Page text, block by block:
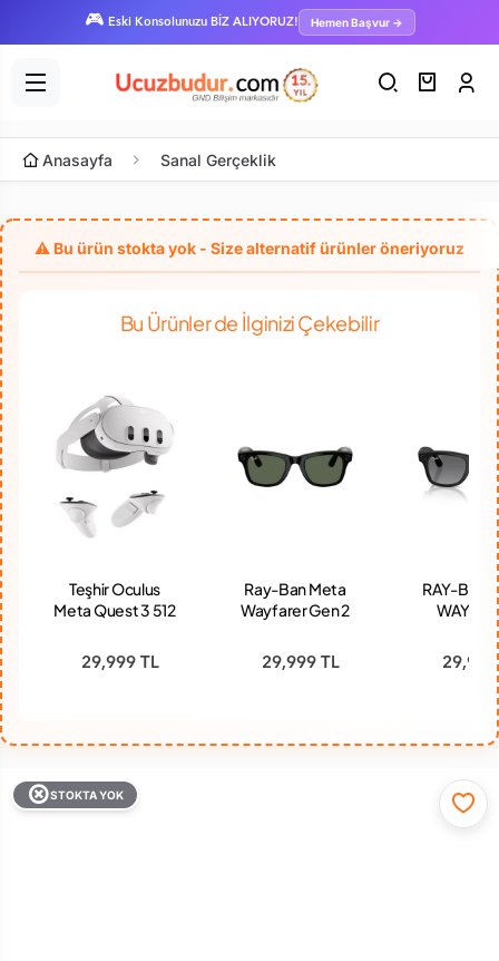
🎮 Eski Konsolunuzu BİZ ALIYORUZ! Hemen Başvur →
Anasayfa Sanal Gerçeklik
Bu Ürünler de İlginizi Çekebilir
Teşhir Oculus
Meta Quest 3 512
Sanal Gerçeklik
Gözlüğü
29,999 TL
Ray-Ban Meta
Wayfarer Gen 2
Beden 601/1M53
Parlak Siyah-
29,999 TL
RAY-BAN
LARGE
MAT
29,999
STOKTA YOK